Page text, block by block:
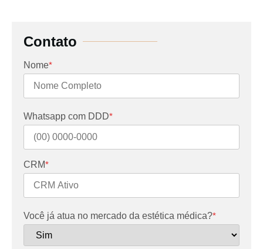
Contato
Nome*
Whatsapp com DDD*
CRM*
Você já atua no mercado da estética médica?*